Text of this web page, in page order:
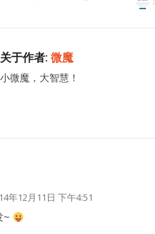
关于作者: 微魔
小微魔，大智慧！
年12月11日 下午4:51
~